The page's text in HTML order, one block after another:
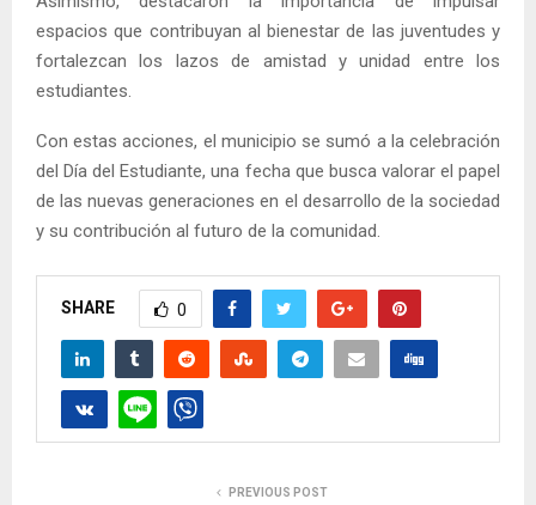
espacios que contribuyan al bienestar de las juventudes y
fortalezcan los lazos de amistad y unidad entre los
estudiantes.
Con estas acciones, el municipio se sumó a la celebración
del Día del Estudiante, una fecha que busca valorar el papel
de las nuevas generaciones en el desarrollo de la sociedad
y su contribución al futuro de la comunidad.
SHARE 0
PREVIOUS POST